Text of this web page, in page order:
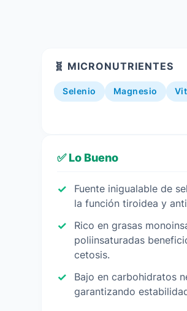
🧬 MICRONUTRIENTES
Selenio Magnesio
✅ Lo Bueno
Fuente inigualable de
la función tiroidea y
Rico en grasas
poliinsaturadas
cetosis.
Bajo en carbohidratos
garantizando